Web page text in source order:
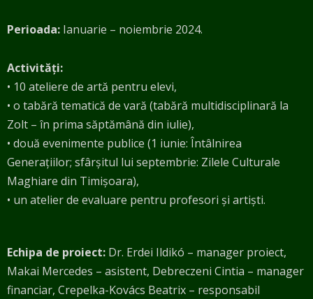
Perioada: Ianuarie – noiembrie 2024.
Activități:
• 10 ateliere de artă pentru elevi,
• o tabără tematică de vară (tabără multidisciplinară la
Zolt – în prima săptămână din iulie),
• două evenimente publice (1 iunie: Întâlnirea
Generațiilor; sfârșitul lui septembrie: Zilele Culturale
Maghiare din Timișoara),
• un atelier de evaluare pentru profesori și artiști.
Echipa de proiect: Dr. Erdei Ildikó – manager proiect,
Makai Mercedes – asistent, Debreczeni Cintia – manager
financiar, Crepelka-Kovács Beatrix – responsabil